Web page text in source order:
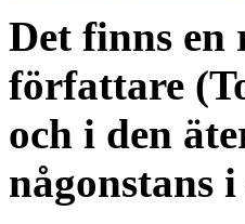
Det finns en
författare
och i den
någonstans